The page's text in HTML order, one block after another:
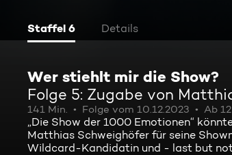
Staffel 6 Details
Wer stiehlt mir die Show?
Folge 5: Zugabe von
141 Min. Folge vom 10.12.2023 Ab 12
„Die Show der 1000 Emotionen“
Matthias Schweighöfer für seine
Wildcard-Kandidatin und - last but